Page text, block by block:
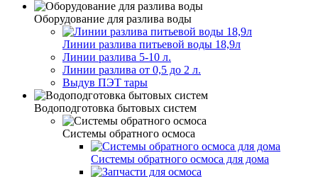
Оборудование для разлива воды
Линии разлива питьевой воды 18,9л
Линии разлива 5-10 л.
Линии разлива от 0,5 до 2 л.
Выдув ПЭТ тары
Водоподготовка бытовых систем
Системы обратного осмоса
Системы обратного осмоса для дома